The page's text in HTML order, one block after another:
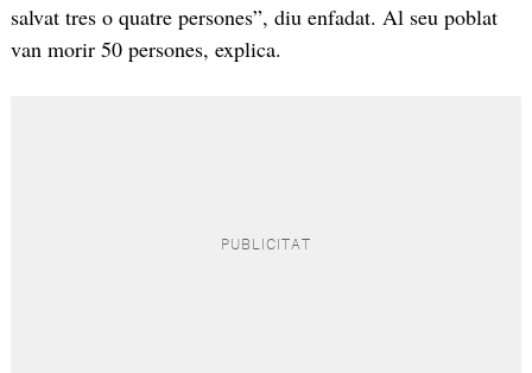
salvat tres o quatre persones”, diu enfadat. Al seu poblat
van morir 50 persones, explica.